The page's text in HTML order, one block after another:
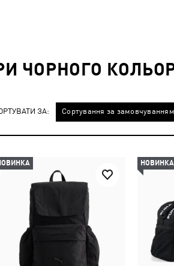
ЧОРНОГО
ЗА: Сортування за замовчуванням
НОВИНКА